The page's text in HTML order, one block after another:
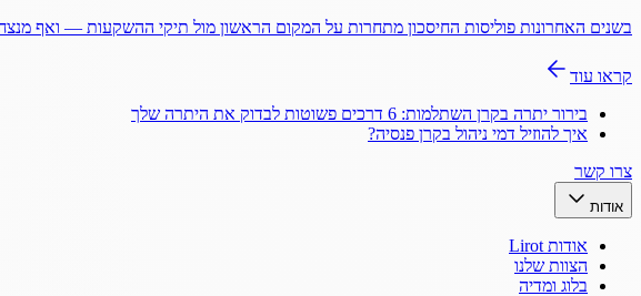
בשנים האחרונות פוליסות החיסכון מתחרות על המקום הראשון מול תיקי ההשקעות — ואף
קראו עוד
בירור יתרה בקרן השתלמות: 6 דרכים פשוטות לבדוק את היתרה שלך
איך להוזיל דמי ניהול בקרן פנסיה?
צרו קשר
אודות
אודות Lirot
הצוות שלנו
בלוג ומדיה